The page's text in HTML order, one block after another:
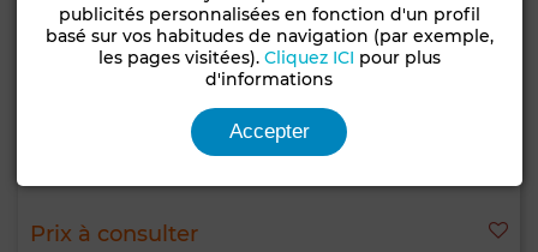
Prix à consulter
publicités personnalisées en fonction d'un profil
basé sur vos habitudes de navigation (par exemple,
les pages visitées). Cliquez ICI pour plus
d'informations
Accepter